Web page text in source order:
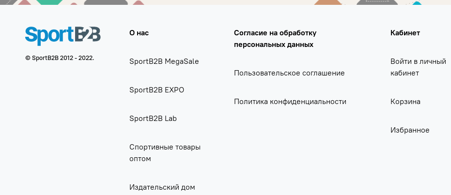
© SportB2B 2012 - 2022.
О нас
SportB2B MegaSale
SportB2B EXPO
SportB2B Lab
Спортивные товары
оптом
Издательский дом
Согласие на обработку
персональных данных
Пользовательское соглашение
Политика конфиденциальности
Кабинет
Войти в личный
кабинет
Корзина
Избранное